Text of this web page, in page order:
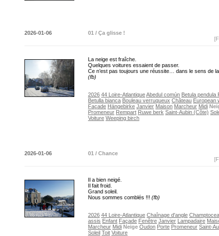
2026-01-06
01 / Ça glisse !
La neige est fraîche.
Quelques voitures essaient de passer.
Ce n’est pas toujours une réussite… dans le sens de
(fb)
2026 44 Loire-AtlantiqueAbedul común Betula pendula
Betulla bianca Bouleau verruqueux Château European
Façade Hängebirke Janvier Maison Marcheur Midi
Promeneur Rempart Ruwe berk Saint-Aubin (Côte)
Voiture Weeping birch
2026-01-06
01 / Chance
Il a bien neigé.
Il fait froid.
Grand soleil.
Nous sommes comblés !!! (fb)
2026 44 Loire-Atlantique Chaînage d'angle
assis Enfant Façade Fenêtre Janvier Lampadaire
Marcheur Midi Neige Oudon Porte Promeneur Saint-
Soleil Toit Voiture